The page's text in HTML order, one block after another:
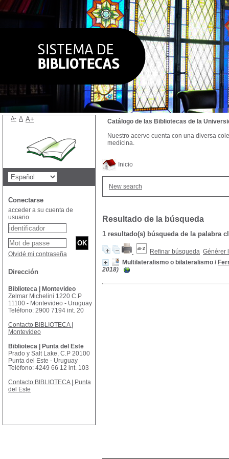
Inicio
New search
Resultado de la búsqueda
1 resultado(s) búsqueda de la palabra
Refinar búsqueda Générer
Multilateralismo o bilateralismo /
2018)
Catálogo de las Bibliotecas de la
Nuestro acervo cuenta con una diversa
medicina.
A- A A+
Conectarse
acceder a su cuenta de
usuario
Olvidé mi contraseña
Dirección
Biblioteca | Montevideo
Zelmar Michelini 1220 C.P
11100 - Montevideo - Uruguay
Teléfono: 2900 7194 int. 20
Contacto BIBLIOTECA |
Montevideo
Biblioteca | Punta del Este
Prado y Salt Lake, C.P 20100
Punta del Este - Uruguay
Teléfono: 4249 66 12 int. 103
Contacto BIBLIOTECA | Punta
del Este